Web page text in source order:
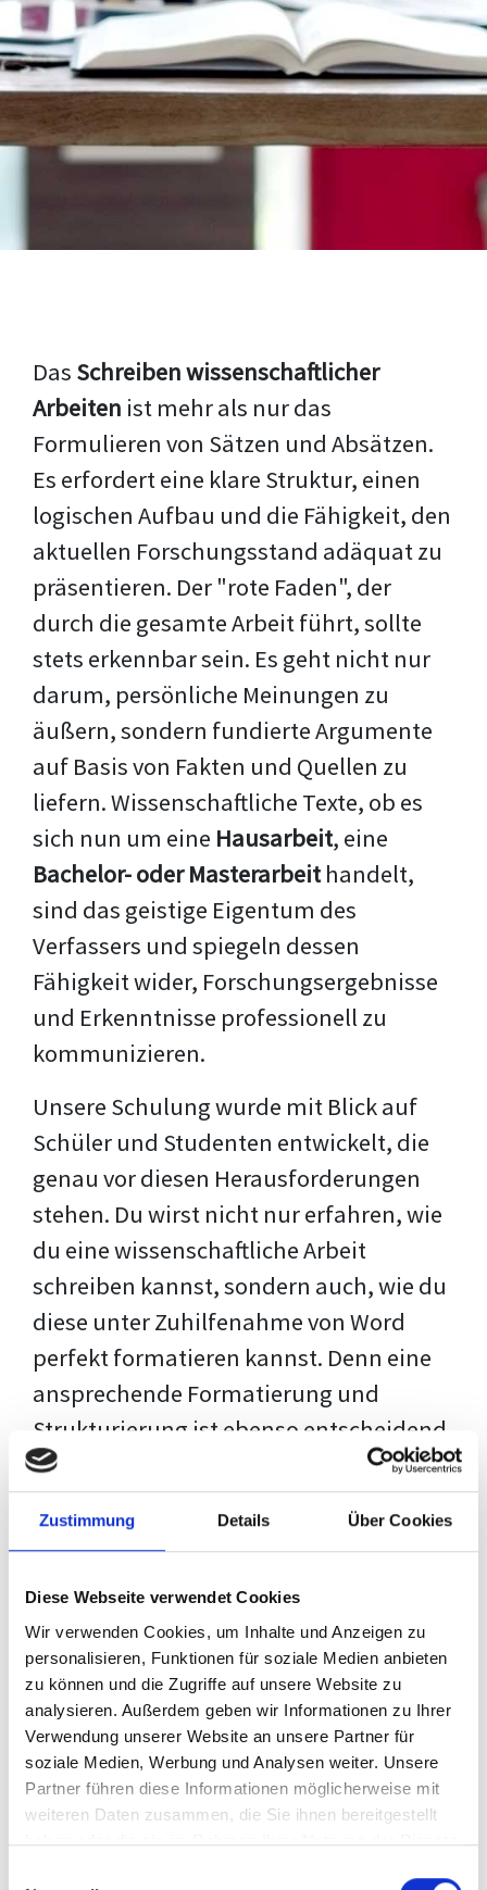
Zustimmung Details Über Cookies
Diese Webseite verwendet Cookies
Wir verwenden Cookies, um Inhalte und Anzeigen zu
personalisieren, Funktionen für soziale Medien anbieten
zu können und die Zugriffe auf unsere Website zu
analysieren. Außerdem geben wir Informationen zu Ihrer
Verwendung unserer Website an unsere Partner für
soziale Medien, Werbung und Analysen weiter. Unsere
Partner führen diese Informationen möglicherweise mit
weiteren Daten zusammen, die Sie ihnen bereitgestellt
haben oder die sie im Rahmen Ihrer Nutzung der Dienste
Das Schreiben wissenschaftlicher
Arbeiten ist mehr als nur das
Formulieren von Sätzen und Absätzen.
Es erfordert eine klare Struktur, einen
logischen Aufbau und die Fähigkeit, den
aktuellen Forschungsstand adäquat zu
präsentieren. Der "rote Faden", der
durch die gesamte Arbeit führt, sollte
stets erkennbar sein. Es geht nicht nur
darum, persönliche Meinungen zu
äußern, sondern fundierte Argumente
auf Basis von Fakten und Quellen zu
liefern. Wissenschaftliche Texte, ob es
sich nun um eine Hausarbeit, eine
Bachelor- oder Masterarbeithandelt,
sind das geistige Eigentum des
Verfassers und spiegeln dessen
Fähigkeit wider, Forschungsergebnisse
und Erkenntnisse professionell zu
kommunizieren.
Unsere Schulung wurde mit Blick auf
Schüler und Studenten entwickelt, die
genau vor diesen Herausforderungen
stehen. Du wirst nicht nur erfahren, wie
du eine wissenschaftliche Arbeit
schreiben kannst, sondern auch, wie du
diese unter Zuhilfenahme von Word
perfekt formatieren kannst. Denn eine
ansprechende Formatierung und
Strukturierung ist ebenso entscheidend
wie der Inhalt selbst. Jeder Prüfer hat
eigene Erwartungen, und unsere
Schulung ist so konzipiert, dass sie dir
deiner individuellen Vorlage zeigt,
anstatt eine Einheitslösung zu bieten.
Der Prozess des wissenschaftlichen
Schreibens kann ohne das richtige
Wissen eine große Herausforderung
darstellen. Jedoch, ausgestattet mit
denTechniken und Strategiendieses
Kurses, wird die Formatierung deiner